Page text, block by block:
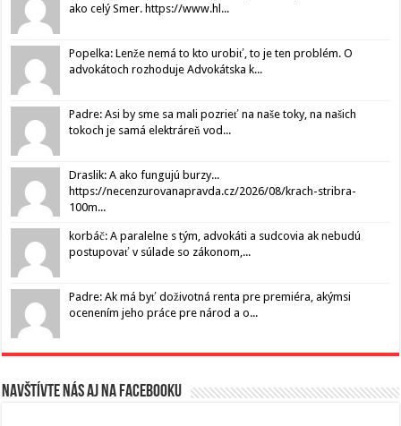
ako celý Smer. https://www.hl...
Popelka: Lenže nemá to kto urobiť, to je ten problém. O
advokátoch rozhoduje Advokátska k...
Padre: Asi by sme sa mali pozrieť na naše toky, na našich
tokoch je samá elektráreň vod...
Draslik: A ako fungujú burzy...
https://necenzurovanapravda.cz/2026/08/krach-stribra-
100m...
korbáč: A paralelne s tým, advokáti a sudcovia ak nebudú
postupovať v súlade so zákonom,...
Padre: Ak má byť doživotná renta pre premiéra, akýmsi
ocenením jeho práce pre národ a o...
Navštívte nás aj na Facebooku